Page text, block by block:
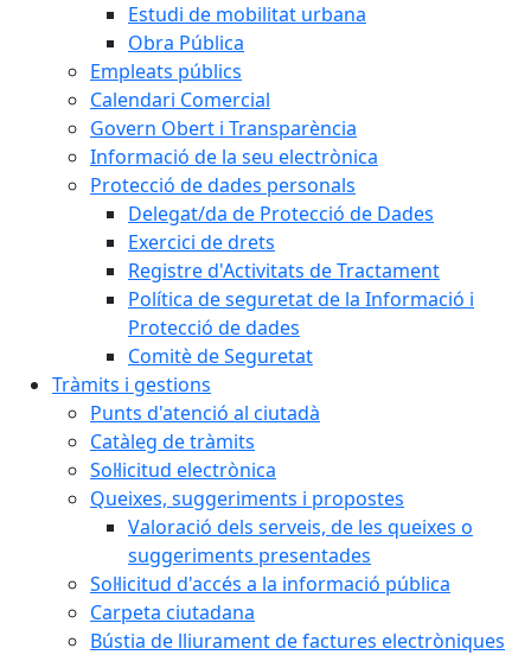
Estudi de mobilitat urbana
Obra Pública
Empleats públics
Calendari Comercial
Govern Obert i Transparència
Informació de la seu electrònica
Protecció de dades personals
Delegat/da de Protecció de Dades
Exercici de drets
Registre d'Activitats de Tractament
Política de seguretat de la Informació i
Protecció de dades
Comitè de Seguretat
Tràmits i gestions
Punts d'atenció al ciutadà
Catàleg de tràmits
Sol·licitud electrònica
Queixes, suggeriments i propostes
Valoració dels serveis, de les queixes o
suggeriments presentades
Sol·licitud d'accés a la informació pública
Carpeta ciutadana
Bústia de lliurament de factures electròniques